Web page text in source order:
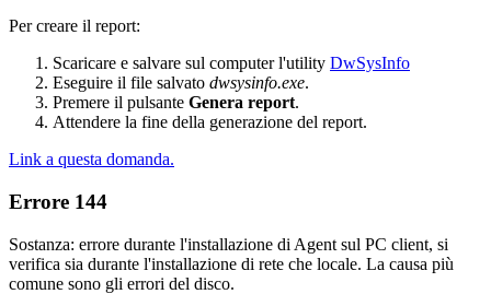
Per creare il report:
Scaricare e salvare sul computer l'utility DwSysInfo
Eseguire il file salvato dwsysinfo.exe.
Premere il pulsante Genera report.
Attendere la fine della generazione del report.
Link a questa domanda.
Errore 144
Sostanza: errore durante l'installazione di Agent sul PC client, si
verifica sia durante l'installazione di rete che locale. La causa più
comune sono gli errori del disco.